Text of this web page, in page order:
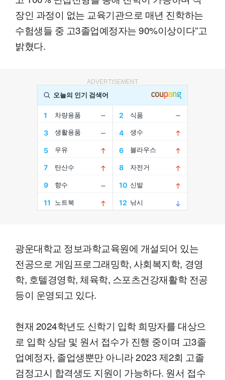
장인 과정이 없는 교육기관으로 매년 진학하는
수험생들 중 고3졸업예정자는 90%이상이다”고
밝혔다.
ADVERTISEMENT
광운대학교 정보과학교육원에 개설되어 있는
전공으로 게임프로그래밍학, 사회복지학, 경영
학, 호텔경영학, 체육학, 스포츠건강재활학 전공
등이 운영되고 있다.
현재 2024학년도 신학기 입학 희망자를 대상으
로 입학 상담 및 원서 접수가 진행 중이며 고3졸
업예정자, 졸업생뿐만 아니라 2023 제2회 고졸
검정고시 합격생도 지원이 가능하다. 원서 접수